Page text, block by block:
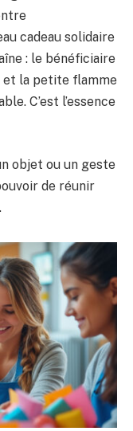
cadeau solidaire
: le bénéficiaire
et la petite flamme
C’est l’essence
objet ou un geste
de réunir